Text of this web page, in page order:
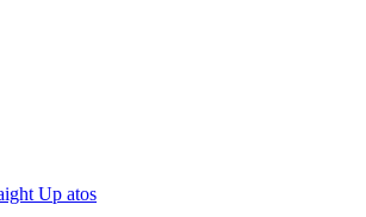
Up atos